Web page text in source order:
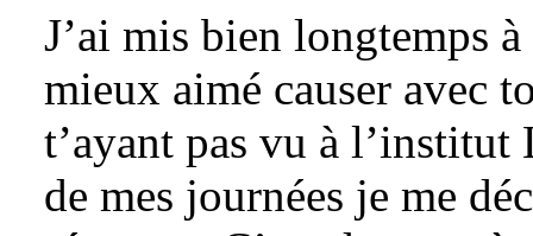
J’ai mis bien longtemps
mieux aimé causer avec
t’ayant pas vu à
de mes journées je me